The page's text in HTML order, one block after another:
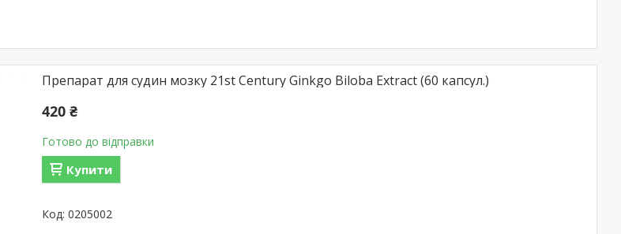
Препарат для судин мозку 21st Century Ginkgo Biloba Extract (60 капсул.)
420 ₴
Готово до відправки
Купити
0205002